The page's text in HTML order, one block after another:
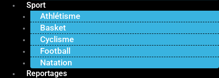
Sport
Athlétisme
Basket
Cyclisme
Football
Natation
Reportages